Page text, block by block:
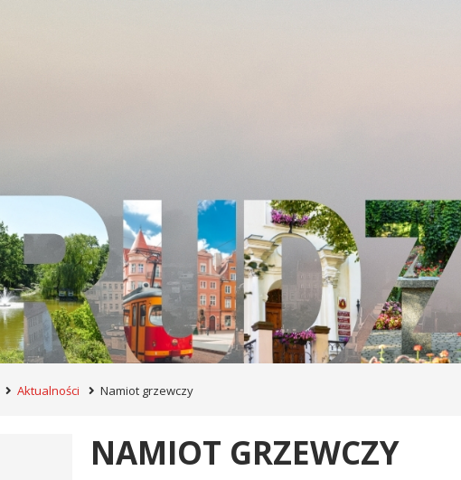
Aktualności Namiot grzewczy
NAMIOT GRZEWCZY